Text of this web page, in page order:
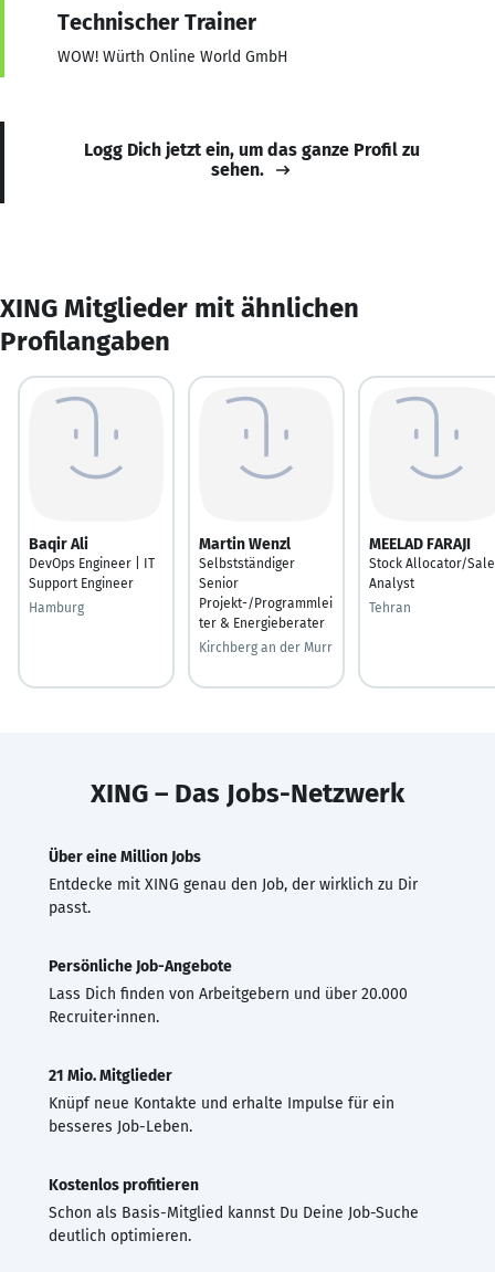
Technischer Trainer
WOW! Würth Online World GmbH
Logg Dich jetzt ein, um das ganze Profil zu
sehen.
XING Mitglieder mit ähnlichen
Profilangaben
Baqir Ali
DevOps Engineer | IT
Support Engineer
Hamburg
Martin Wenzl
Selbstständiger
Senior
Projekt-/Programmlei
ter & Energieberater
Kirchberg an der Murr
MEELAD FARAJI
Stock Allocator/
Analyst
Tehran
XING – Das Jobs-Netzwerk
Über eine Million Jobs
Entdecke mit XING genau den Job, der wirklich zu Dir
passt.
Persönliche Job-Angebote
Lass Dich finden von Arbeitgebern und über 20.000
Recruiter·innen.
21 Mio. Mitglieder
Knüpf neue Kontakte und erhalte Impulse für ein
besseres Job-Leben.
Kostenlos profitieren
Schon als Basis-Mitglied kannst Du Deine Job-Suche
deutlich optimieren.